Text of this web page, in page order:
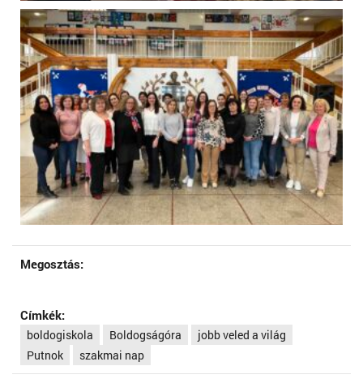
Megosztás:
Címkék:
boldogiskola Boldogságóra
jobb veled a világ
Putnok
szakmai nap